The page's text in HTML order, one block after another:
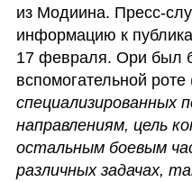
из Модиина. Пресс-
информацию к
17 февраля. Ори был
вспомогательной роте
специализированных
направлениям, цель
остальным боевым
различных задачах,